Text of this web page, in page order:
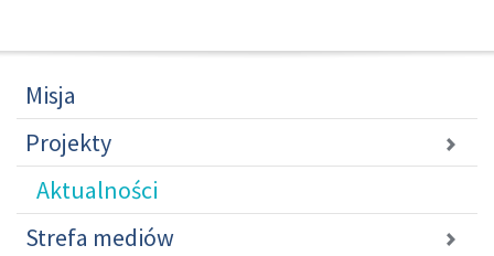
Misja
Projekty
Aktualności
Strefa mediów